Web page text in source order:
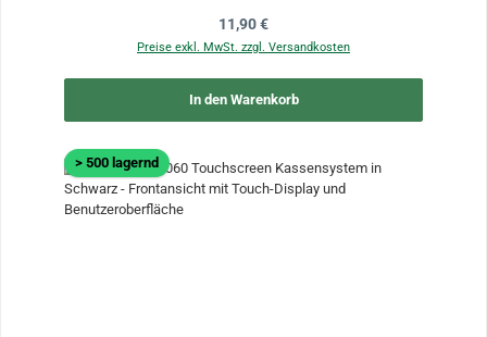
Regulärer Preis:
11,90 €
Preise exkl. MwSt. zzgl. Versandkosten
In den Warenkorb
> 500 lagernd